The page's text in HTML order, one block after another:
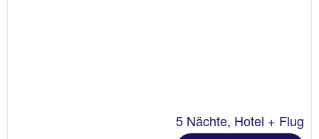
5 Nächte, Hotel + Flug